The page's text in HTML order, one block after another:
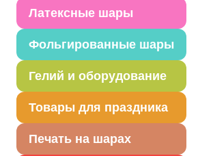
Латексные шары
Фольгированные шары
Гелий и оборудование
Товары для праздника
Печать на шарах
интерьера, а также это отличный
Размер тыквы 6,5х5см.
Товар из коллекцииВечеринка